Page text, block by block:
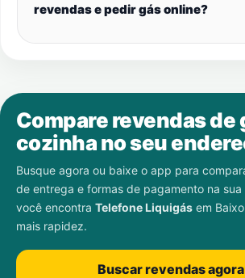
revendas e pedir gás online?
Compare revendas de
cozinha no seu
Busque agora ou baixe o app para
de entrega e formas de pagamento na sua
você encontra Telefone Liquigás em
mais rapidez.
Buscar revendas agora